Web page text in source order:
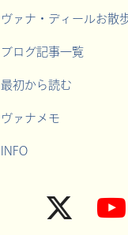
ヴァナ・ディールお散
ブログ記事一覧
最初から読む
ヴァナメモ
INFO